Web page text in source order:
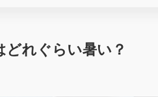
どれぐらい暑い？